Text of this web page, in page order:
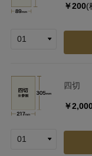
￥200(
四切
￥